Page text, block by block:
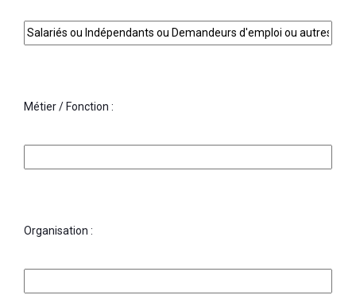
Métier / Fonction :
Organisation :